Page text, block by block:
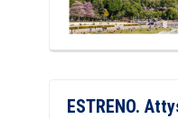
ESTRENO.